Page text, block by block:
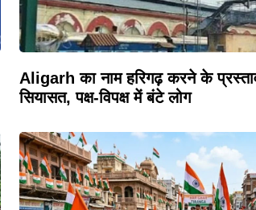
Aligarh का नाम हरिगढ़ करने के
सियासत, पक्ष-विपक्ष में बंटे लोग